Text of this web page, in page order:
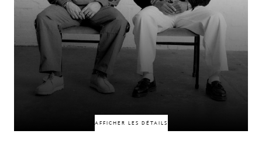
AFFICHER LES DÉTAILS
50% DE RÉDUCTION